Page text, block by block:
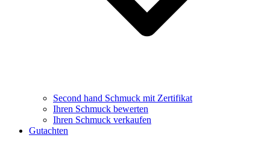
Second hand Schmuck mit Zertifikat
Ihren Schmuck bewerten
Ihren Schmuck verkaufen
Gutachten